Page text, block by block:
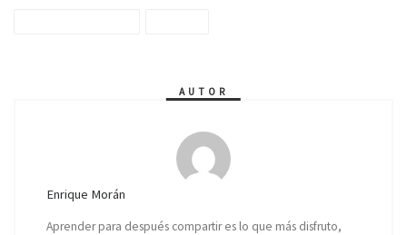
AUTOR
Enrique Morán
Aprender para después compartir es lo que más disfruto,